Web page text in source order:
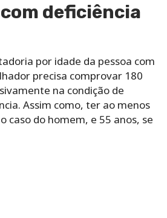
deficiência
por idade da pessoa com
precisa comprovar 180
na condição de
Assim como, ter ao menos
caso do homem, e 55 anos, se